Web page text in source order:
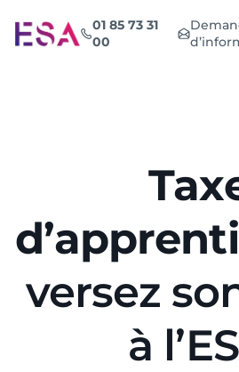
au
contenu
01 85 73 31
00
versez
à